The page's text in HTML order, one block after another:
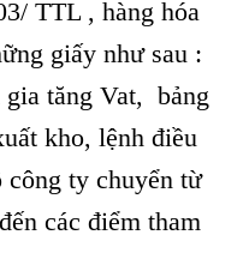
TTL , hàng hóa
giấy như sau :
tăng Vat, bảng
kho, lệnh điều
công ty chuyển từ
các điểm tham